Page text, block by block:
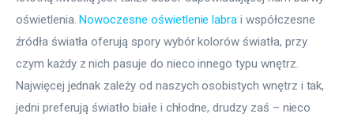
oświetlenia. Nowoczesne oświetlenie labra i współczesne
źródła światła oferują spory wybór kolorów światła, przy
czym każdy z nich pasuje do nieco innego typu wnętrz.
Najwięcej jednak zależy od naszych osobistych wnętrz i tak,
jedni preferują światło białe i chłodne, drudzy zaś – nieco